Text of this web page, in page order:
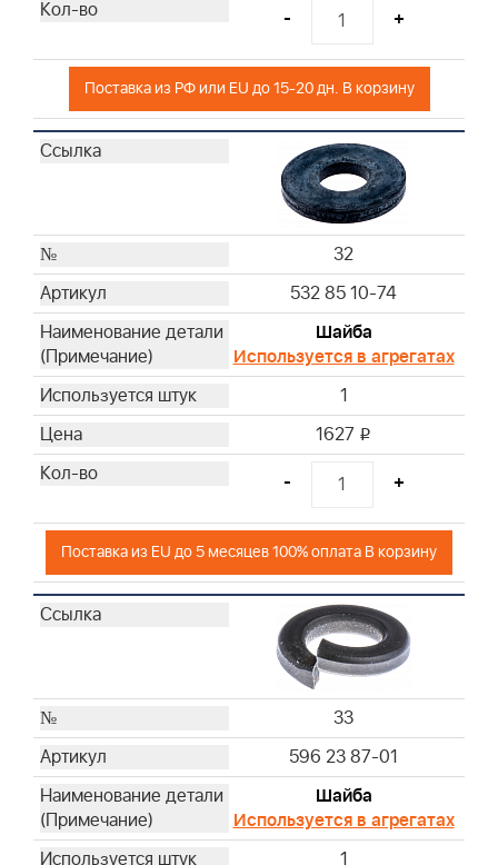
- +
Поставка из РФ или EU до 15-20 дн. В корзину
32
532 85 10-74
Шайба
Используется в агрегатах
1
1627 i
- +
Поставка из EU до 5 месяцев 100% оплата В корзину
33
596 23 87-01
Шайба
Используется в агрегатах
1